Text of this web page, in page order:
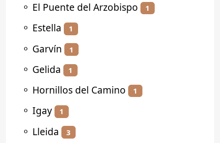
⚬ El Puente del Arzobispo 1
⚬ Estella 1
⚬ Garvín 1
⚬ Gelida 1
⚬ Hornillos del Camino 1
⚬ Igay 1
⚬ Lleida 3